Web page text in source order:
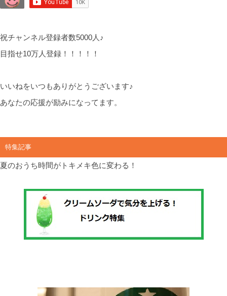
祝チャンネル登録者数5000人♪
目指せ10万人登録！！！！！
いいねをいつもありがとうございます♪
あなたの応援が励みになってます。
特集記事
夏のおうち時間がトキメキ色に変わる！